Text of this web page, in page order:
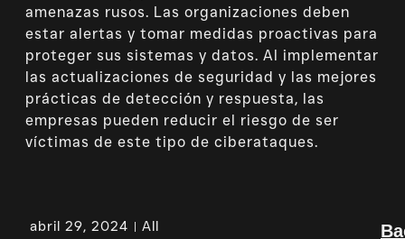
amenazas rusos. Las organizaciones deben
estar alertas y tomar medidas proactivas para
proteger sus sistemas y datos. Al implementar
las actualizaciones de seguridad y las mejores
prácticas de detección y respuesta, las
empresas pueden reducir el riesgo de ser
víctimas de este tipo de ciberataques.
abril 29, 2024 All